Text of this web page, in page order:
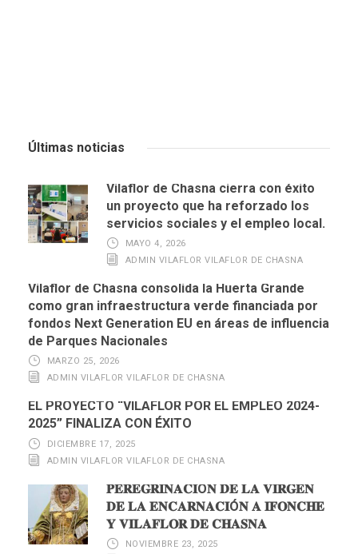
Últimas noticias
Vilaflor de Chasna cierra con éxito
un proyecto que ha reforzado los
servicios sociales y el empleo local.
MAYO 4, 2026
ADMIN VILAFLOR VILAFLOR DE CHASNA
Vilaflor de Chasna consolida la Huerta Grande
como gran infraestructura verde financiada por
fondos Next Generation EU en áreas de influencia
de Parques Nacionales
MARZO 25, 2026
ADMIN VILAFLOR VILAFLOR DE CHASNA
EL PROYECTO “VILAFLOR POR EL EMPLEO 2024-
2025” FINALIZA CON ÉXITO
DICIEMBRE 17, 2025
ADMIN VILAFLOR VILAFLOR DE CHASNA
𝐏𝐄𝐑𝐄𝐆𝐑𝐈𝐍𝐀𝐂𝐈Ó𝐍 𝐃𝐄 𝐋𝐀 𝐕𝐈𝐑𝐆𝐄𝐍
𝐃𝐄 𝐋𝐀 𝐄𝐍𝐂𝐀𝐑𝐍𝐀𝐂𝐈Ó𝐍 𝐀 𝐈𝐅𝐎𝐍𝐂𝐇𝐄
𝐘 𝐕𝐈𝐋𝐀𝐅𝐋𝐎𝐑 𝐃𝐄 𝐂𝐇𝐀𝐒𝐍𝐀
NOVIEMBRE 23, 2025